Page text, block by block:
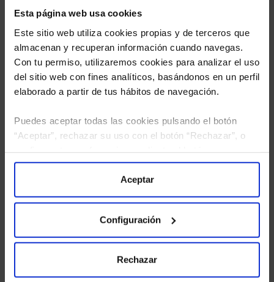
Esta página web usa cookies
Este sitio web utiliza cookies propias y de terceros que
almacenan y recuperan información cuando navegas.
Con tu permiso, utilizaremos cookies para analizar el uso
del sitio web con fines analíticos, basándonos en un perfil
elaborado a partir de tus hábitos de navegación.
Puedes aceptar todas las cookies pulsando el botón
“Aceptar”, rechazar su uso con el botón “Rechazar”, o
“Configuración”. Consulta nuestraPolítica
para más información.
Aceptar
Configuración
Rechazar
He leídola política de privacidady consiento el